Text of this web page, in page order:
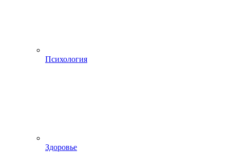
Психология
Здоровье